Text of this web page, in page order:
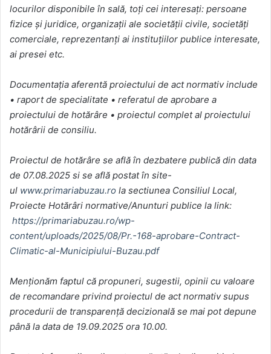
locurilor disponibile în sală, toţi cei interesaţi: persoane
fizice şi juridice, organizaţii ale societăţii civile, societăţi
comerciale, reprezentanţi ai instituţiilor publice interesate,
ai presei etc.
Documentaţia aferentă proiectului de act normativ include
• raport de specialitate • referatul de aprobare a
proiectului de hotărâre • proiectul complet al proiectului
hotărârii de consiliu.
Proiectul de hotărâre se află în dezbatere publică din data
de 07.08.2025 si se află postat în site-
ul www.primariabuzau.ro la sectiunea Consiliul Local,
Proiecte Hotărâri normative/Anunturi publice la link:
https://primariabuzau.ro/wp-
content/uploads/2025/08/Pr.-168-aprobare-Contract-
Climatic-al-Municipiului-Buzau.pdf
Menţionăm faptul că propuneri, sugestii, opinii cu valoare
de recomandare privind proiectul de act normativ supus
procedurii de transparenţă decizională se mai pot depune
până la data de 19.09.2025 ora 10.00.